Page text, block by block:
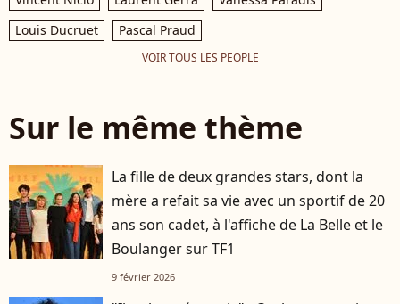
Louis Ducruet
Pascal Praud
VOIR TOUS LES PEOPLE
Sur le même thème
La fille de deux grandes stars, dont la
mère a refait sa vie avec un sportif de 20
ans son cadet, à l'affiche de La Belle et le
Boulanger sur TF1
9 février 2026